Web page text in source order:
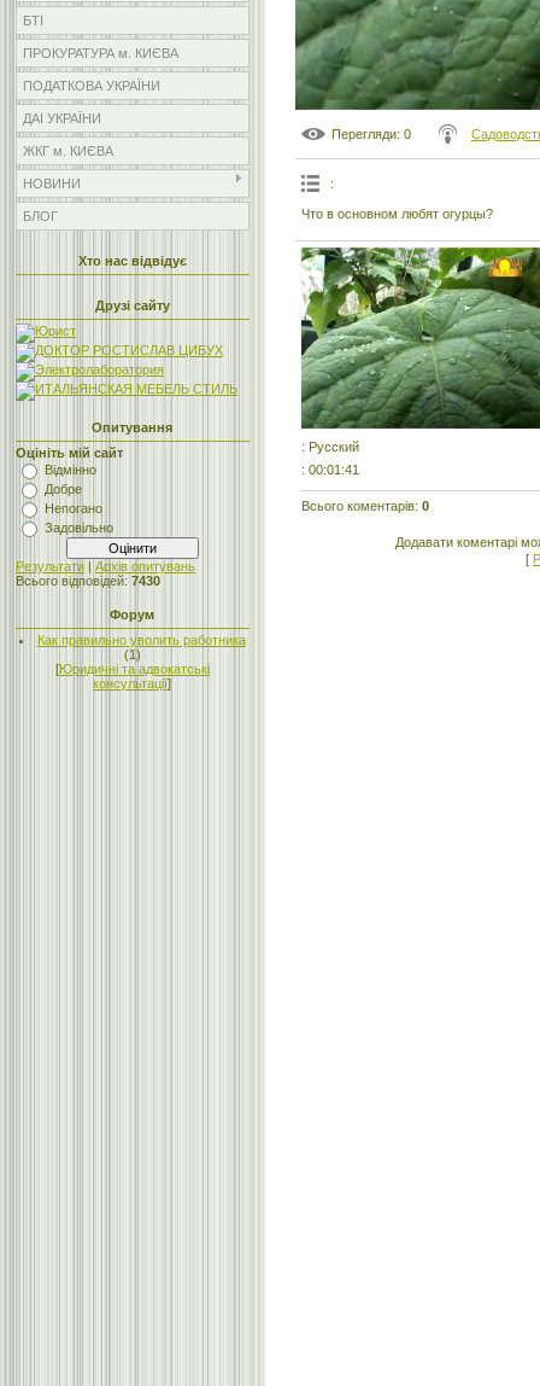
БТІ
ПРОКУРАТУРА м. КИЄВА
ПОДАТКОВА УКРАЇНИ
ДАІ УКРАЇНИ
ЖКГ м. КИЄВА
НОВИНИ
БЛОГ
Хто нас відвідує
Друзі сайту
Опитування
Оцініть мій сайт
Відмінно
Добре
Непогано
Задовільно
Результати | Архів опитувань
Всього відповідей: 7430
Форум
Как правильно уволить работника
(1)
[Юридичні та адвокатські
консультації]
Перегляди: 0
:
Что в основном любят огурцы?
: Русский
: 00:01:41
Всього коментарів: 0
Додавати коментарі
[